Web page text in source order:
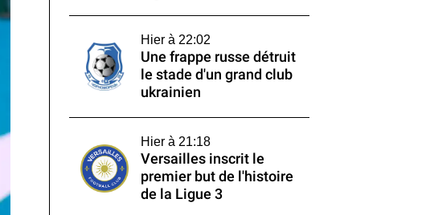
Hier à 22:02
Une frappe russe détruit
le stade d'un grand club
ukrainien
Hier à 21:18
Versailles inscrit le
premier but de l'histoire
de la Ligue 3